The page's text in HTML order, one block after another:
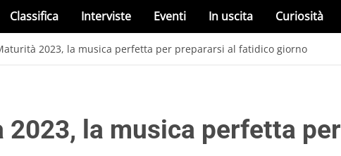
Classifica Interviste Eventi In uscita Curiosità
2023, la musica perfetta per prepararsi al fatidico giorno
2023, la musica perfetta per